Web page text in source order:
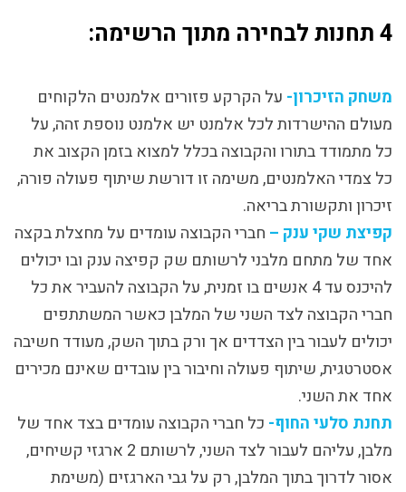
4 תחנות לבחירה מתוך הרשימה:
משחק הזיכרון- על הקרקע פזורים אלמנטים הלקוחים
מעולם ההישרדות לכל אלמנט יש אלמנט נוספת זהה, על
כל מתמודד בתורו והקבוצה בכלל למצוא בזמן הקצוב את
כל צמדי האלמנטים, משימה זו דורשת שיתוף פעולה פורה,
זיכרון ותקשורת בריאה.
קפיצת שקי ענק – חברי הקבוצה עומדים על מחצלת בקצה
אחד של מתחם מלבני לרשותם שק קפיצה ענק ובו יכולים
להיכנס עד 4 אנשים בו זמנית, על הקבוצה להעביר את כל
חברי הקבוצה לצד השני של המלבן כאשר המשתתפים
יכולים לעבור בין הצדדים אך ורק בתוך השק, מעודד חשיבה
אסטרטגית, שיתוף פעולה וחיבור בין עובדים שאינם מכירים
אחד את השני.
תחנת סלעי החוף- כל חברי הקבוצה עומדים בצד אחד של
מלבן, עליהם לעבור לצד השני, לרשותם 2 ארגזי קשיחים,
אסור לדרוך בתוך המלבן, רק על גבי הארגזים (משימת